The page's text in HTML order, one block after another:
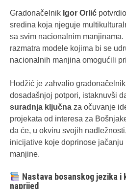
Gradonačelnik Igor Orlić
sredina koja njeguje
sa svim nacionalnim
razmatra modele kojima bi se
nacionalnih manjina omogućili
Hodžić je zahvalio
dosadašnjoj potpori, istaknuvši
suradnja ključna za očuvanje
projekata od interesa za
da će, u okviru svojih
inicijative koje doprinose
manjine.
Nastava bosanskog jezika i
naprijed